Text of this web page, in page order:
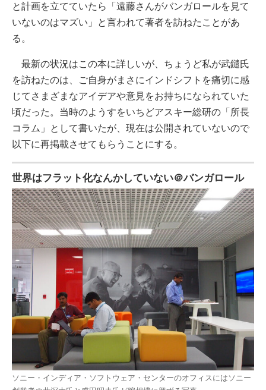
と計画を立てていたら「遠藤さんがバンガロールを見て
いないのはマズい」と言われて著者を訪ねたことがあ
る。
最新の状況はこの本に詳しいが、ちょうど私が武鑓氏
を訪ねたのは、ご自身がまさにインドシフトを痛切に感
じてさまざまなアイデアや意見をお持ちになられていた
頃だった。当時のようすをいちどアスキー総研の「所長
コラム」として書いたが、現在は公開されていないので
以下に再掲載させてもらうことにする。
世界はフラット化なんかしていない＠バンガロール
ソニー・インディア・ソフトウェア・センターのオフィスにはソニー